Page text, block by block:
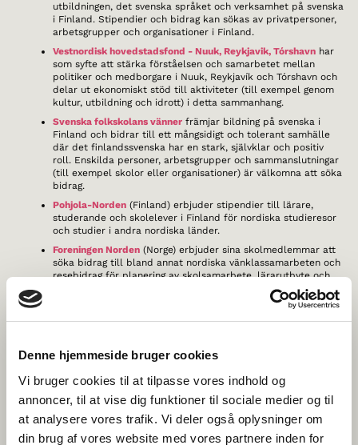
Denne hjemmeside bruger cookies
Vi bruger cookies til at tilpasse vores indhold og
annoncer, til at vise dig funktioner til sociale medier og til
at analysere vores trafik. Vi deler også oplysninger om
din brug af vores website med vores partnere inden for
utbildningen, det svenska språket och verksamhet på svenska
i Finland. Stipendier och bidrag kan sökas av privatpersoner,
arbetsgrupper och organisationer i Finland.
Vestnordisk hovedstadsfond - Nuuk, Reykjavik, Tórshavnhar
som syfte att stärka förståelsen och samarbetet mellan
politiker och medborgare i Nuuk, Reykjavík och Tórshavn och
delar ut ekonomiskt stöd till aktiviteter (till exempel genom
kultur, utbildning och idrott) i detta sammanhang.
Svenska folkskolans vännerfrämjar bildning på svenska i
Finland och bidrar till ett mångsidigt och tolerant samhälle
där det finlandssvenska har en stark, självklar och positiv
roll. Enskilda personer, arbetsgrupper och sammanslutningar
(till exempel skolor eller organisationer) är välkomna att söka
bidrag.
Pohjola-Norden(Finland) erbjuder stipendier till lärare,
studerande och skolelever i Finland för nordiska studieresor
och studier i andra nordiska länder.
Foreningen Norden(Norge) erbjuder sina skolmedlemmar att
söka bidrag till bland annat nordiska vänklassamarbeten och
resebidrag för planering av skolsamarbete, lärarutbyte och
(Danmark) delar ut ekonomiskt stöd till
unga danskars utbildning, praktik, studieresor och andra
BILATERALA FONDER
Följande fonder stöder kultursamarbeten mellan två av de nordiska
länderna/områdena. Ofta omfattas även skolverksamhet som